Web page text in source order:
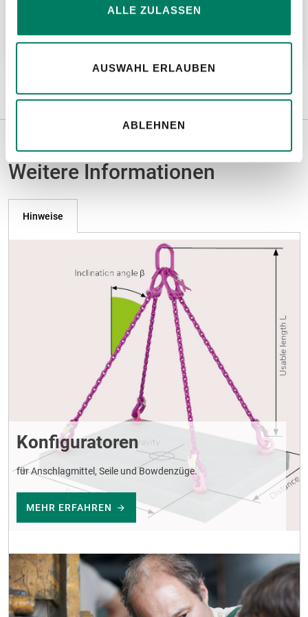
ALLE ZULASSEN
AUSWAHL ERLAUBEN
ABLEHNEN
Weitere Informationen
Weitere Informationen
Hinweise
Konfiguratoren
für Anschlagmittel, Seile und Bowdenzüge.
MEHR ERFAHREN